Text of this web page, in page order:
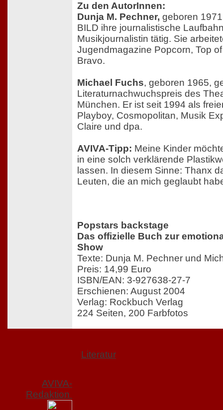
Zu den AutorInnen:
Dunja M. Pechner, geboren
BILD ihre journalistische
Musikjournalistin tätig. Sie
Jugendmagazine Popcorn, Top
Bravo.
Michael Fuchs, geboren 1965,
Literaturnachwuchspreis des
München. Er ist seit 1994 als
Playboy, Cosmopolitan, Musik
Claire und dpa.
AVIVA-Tipp: Meine Kinder
in eine solch verklärende
lassen. In diesem Sinne: Thanx
Leuten, die an mich geglaubt
Popstars backstage
Das offizielle Buch zur
Show
Texte: Dunja M. Pechner und
Preis: 14,99 Euro
ISBN/EAN: 3-927638-27-7
Erschienen: August 2004
Verlag: Rockbuch Verlag
224 Seiten, 200 Farbfotos
Literatur
AVIVA-
Redaktion